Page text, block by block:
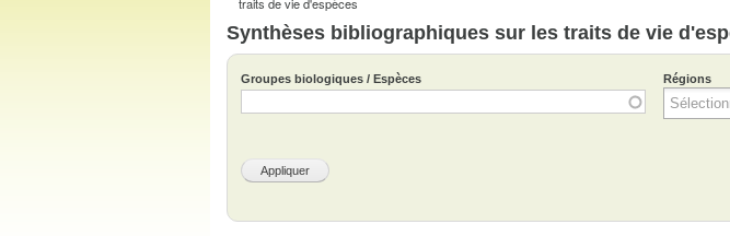
d'Ariane
Synthèses bibliographiques sur les traits de vie
Groupes biologiques / Espèces Régions